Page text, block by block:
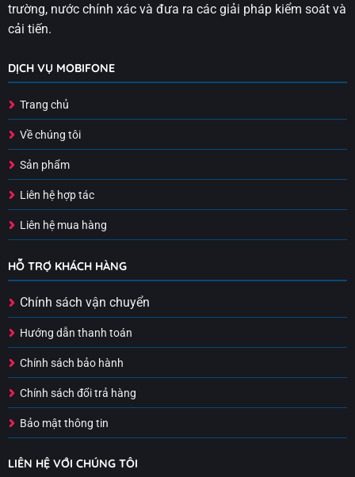
trường, nước chính xác và đưa ra các giải pháp kiểm soát và
cải tiến.
DỊCH VỤ MOBIFONE
Trang chủ
Về chúng tôi
Sản phẩm
Liên hệ hợp tác
Liên hệ mua hàng
HỖ TRỢ KHÁCH HÀNG
Chính sách vận chuyển
Hướng dẫn thanh toán
Chính sách bảo hành
Chính sách đổi trả hàng
Bảo mật thông tin
LIÊN HỆ VỚI CHÚNG TÔI